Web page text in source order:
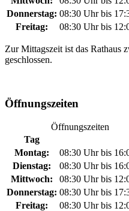
Donnerstag: 08:30 Uhr bis
Freitag:
08:30 Uhr bis
Zur Mittagszeit ist das Rathaus
geschlossen.
Öffnungszeiten
Öffnungszeiten
Tag
Montag:
08:30 Uhr bis
Dienstag:
08:30 Uhr bis
Mittwoch:
08:30 Uhr bis
Donnerstag: 08:30 Uhr bis
Freitag:
08:30 Uhr bis